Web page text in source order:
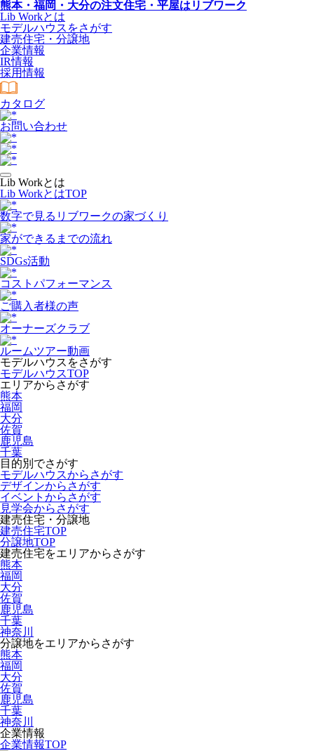
熊本・福岡・大分の注文住宅・平屋はリブワーク
Lib Workとは
モデルハウスをさがす
建売住宅・分譲地
企業情報
IR情報
採用情報
カタログ
お問い合わせ
Lib Workとは
Lib WorkとはTOP
数字で⾒るリブワークの家づくり
家ができるまでの流れ
SDGs活動
コストパフォーマンス
ご購入者様の声
オーナーズクラブ
ルームツアー動画
モデルハウスをさがす
モデルハウスTOP
エリアからさがす
熊本
福岡
大分
佐賀
鹿児島
千葉
目的別でさがす
モデルハウスからさがす
デザインからさがす
イベントからさがす
見学会からさがす
建売住宅・分譲地
建売住宅TOP
分譲地TOP
建売住宅をエリアからさがす
熊本
福岡
大分
佐賀
鹿児島
千葉
神奈川
分譲地をエリアからさがす
熊本
福岡
大分
佐賀
鹿児島
千葉
神奈川
企業情報
企業情報TOP